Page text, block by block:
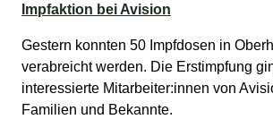
Impfaktion bei Avision
Gestern konnten 50 Impfdosen in
verabreicht werden. Die Erstimpfung
interessierte Mitarbeiter:innen von
Familien und Bekannte.